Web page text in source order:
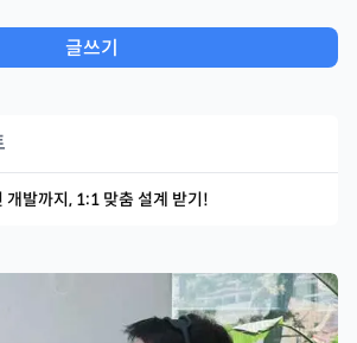
글쓰기
개발까지, 1:1 맞춤 설계 받기!